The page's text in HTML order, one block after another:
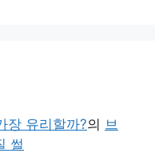
장 유리할까?의 브
썰